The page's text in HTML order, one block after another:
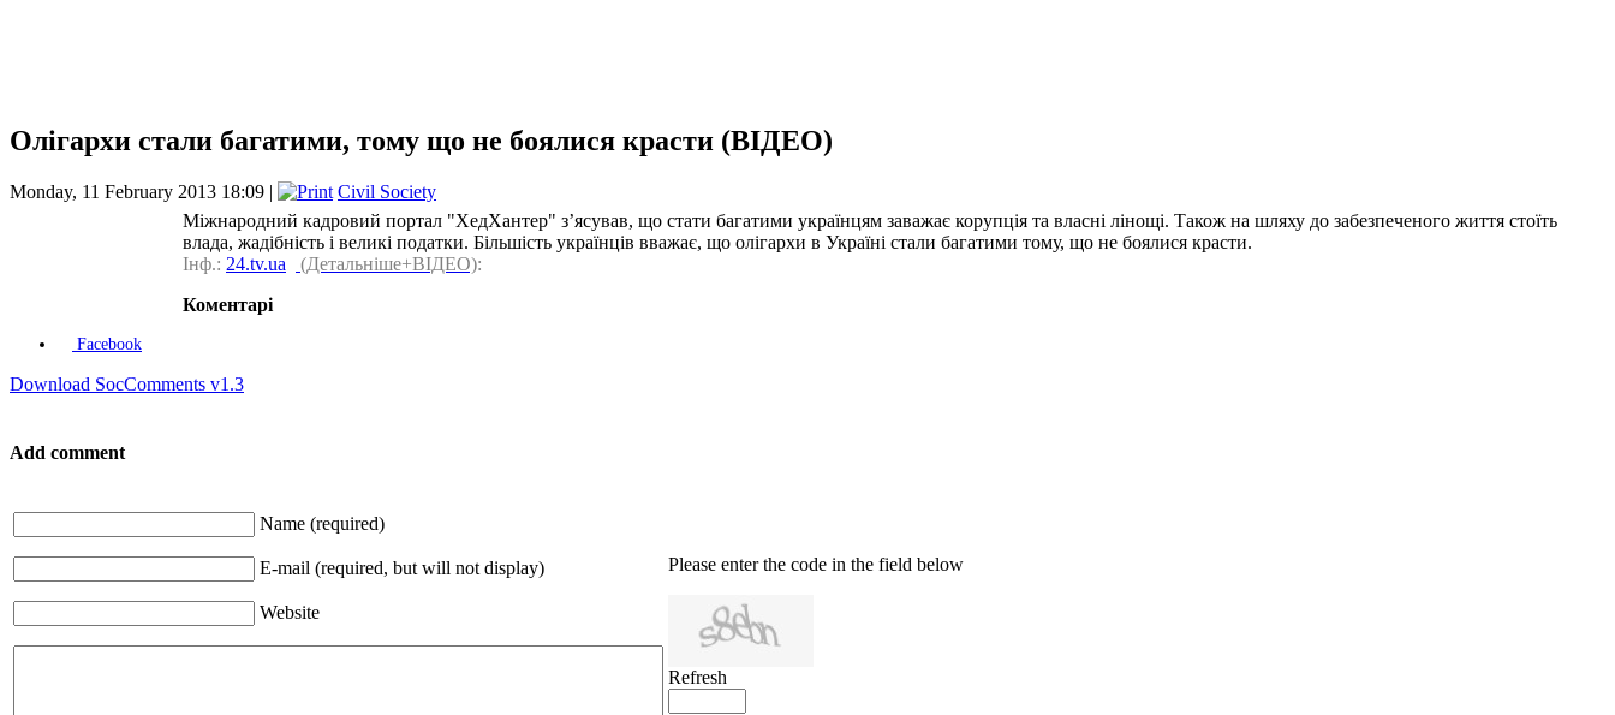
Олігархи стали багатими, тому що не боялися красти (ВІДЕО)
Monday, 11 February 2013 18:09 |
Civil Society
Міжнародний кадровий портал "ХедХантер" з’ясував, що стати багатими українцям заважає корупція та власні лінощі. Також на шляху до забезпеченого життя стоїть
влада, жадібність і великі податки. Більшість українців вважає, що олігархи в Україні стали багатими тому, що не боялися красти.
Інф.: 24.tv.ua (Детальніше+ВІДЕО):
Коментарі
Facebook
Download SocComments v1.3
Add comment
Name (required)
E-mail (required, but will not display)
Website
Please enter the code in the field below
Refresh